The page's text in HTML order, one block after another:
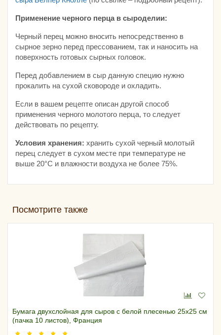
Применение черного перца в сыроделии:
Черный перец можно вносить непосредственно в
сырное зерно перед прессованием, так и наносить на
поверхность готовых сырных головок.
Перед добавлением в сыр данную специю нужно
прокалить на сухой сковороде и охладить.
Если в вашем рецепте описан другой способ
применения черного молотого перца, то следует
действовать по рецепту.
Условия хранения: хранить сухой черный молотый
перец следует в сухом месте при температуре не
выше 20°С и влажности воздуха не более 75%.
Посмотрите также
Бумага двухслойная для сыров с белой плесенью 25х25 см
(пачка 10 листов), Франция